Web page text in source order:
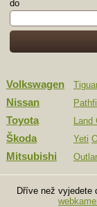
do
Volkswagen
Nissan
Toyota Land
Škoda Yeti
Mitsubishi
Dříve než vyjedete